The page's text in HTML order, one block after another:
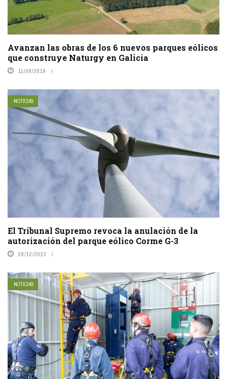
Avanzan las obras de los 6 nuevos parques eólicos
que construye Naturgy en Galicia
11/09/2019
NOTICIAS
El Tribunal Supremo revoca la anulación de la
autorización del parque eólico Corme G-3
28/12/2023
NOTICIAS